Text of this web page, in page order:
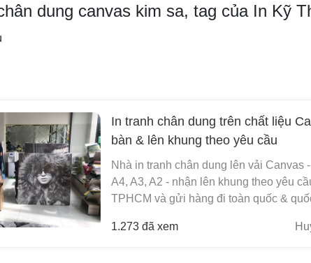
dung canvas kim sa, tag của In Kỹ
In tranh chân dung trên chất liệu
bàn & lên khung theo yêu cầu
Nhà in tranh chân dung lên vải Canvas
A4, A3, A2 - nhận lên khung theo yêu
TPHCM và gửi hàng đi toàn quốc &
1.273 đã xem